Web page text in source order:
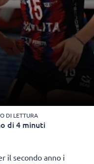
DI LETTURA
di 4 minuti
il secondo anno i